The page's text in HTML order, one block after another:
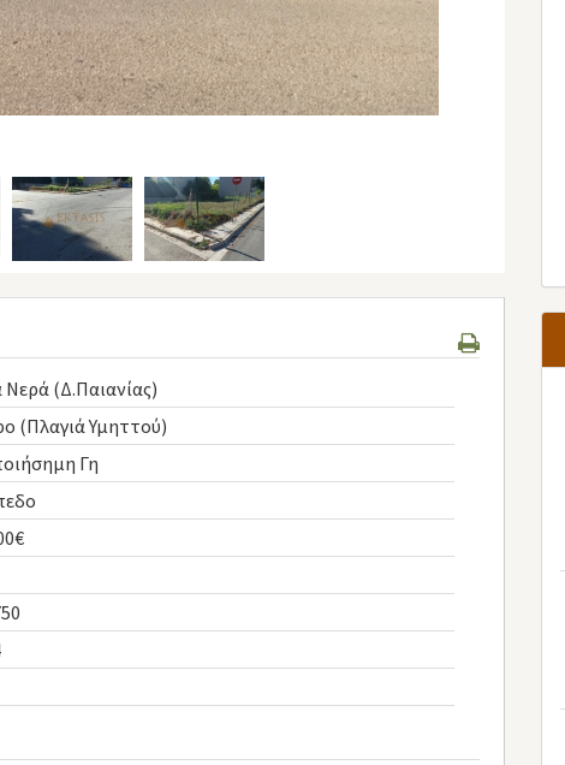
Νερά (Δ.Παιανίας)
(Πλαγιά Υμηττού)
Γη